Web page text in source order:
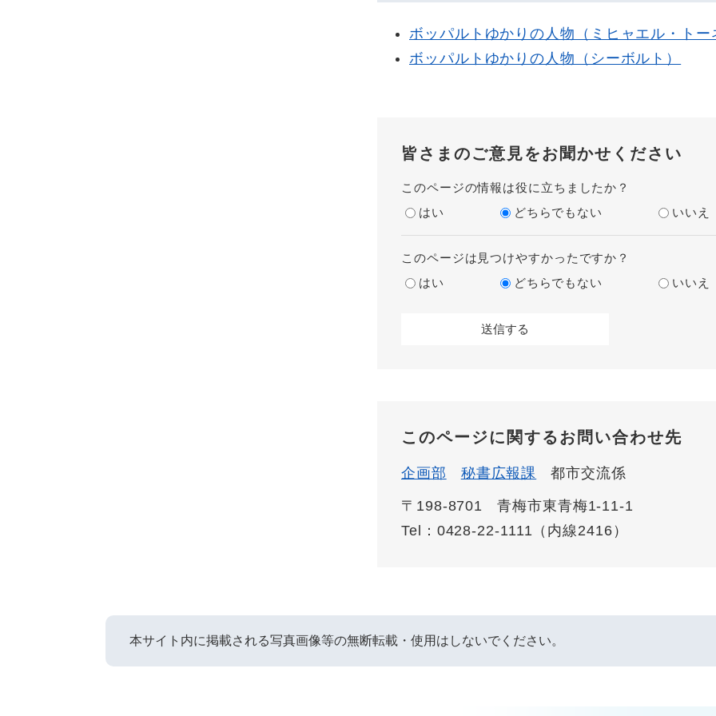
ボッパルトゆかりの人物（ミヒャエル・トー
ボッパルトゆかりの人物（シーボルト）
皆さまのご意見をお聞かせください
このページの情報は役に立ちましたか？
はい
どちらでもない いいえ
このページは見つけやすかったですか？
はい
どちらでもない いいえ
このページに関するお問い合わせ先
企画部 秘書広報課 都市交流係
〒198-8701
青梅市東青梅1-11-1
Tel：0428-22-1111（内線2416）
本サイト内に掲載される写真画像等の無断転載・使用はしないでください。